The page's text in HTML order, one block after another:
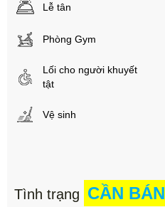
Lễ tân
Phòng Gym
Lối cho người khuyết
tật
Vệ sinh
Tình trạng CẦN BÁN